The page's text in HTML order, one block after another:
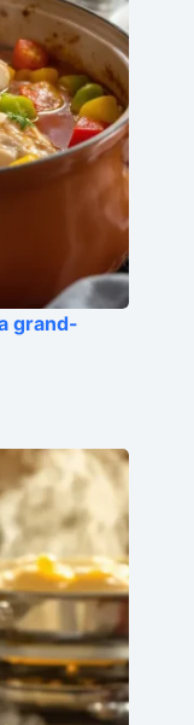
grand-